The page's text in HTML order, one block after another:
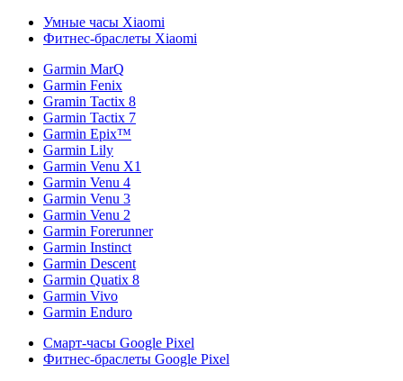
Умные часы Xiaomi
Фитнес-браслеты Xiaomi
Garmin MarQ
Garmin Fenix
Gramin Tactix 8
Garmin Tactix 7
Garmin Epix™
Garmin Lily
Garmin Venu X1
Garmin Venu 4
Garmin Venu 3
Garmin Venu 2
Garmin Forerunner
Garmin Instinct
Garmin Descent
Garmin Quatix 8
Garmin Vivo
Garmin Enduro
Смарт-часы Google Pixel
Фитнес-браслеты Google Pixel